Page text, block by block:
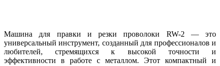
Машина для правки и резки проволоки RW-2 — это
универсальный инструмент, созданный для профессионалов и
любителей, стремящихся к высокой точности и
эффективности в работе с металлом. Этот компактный и